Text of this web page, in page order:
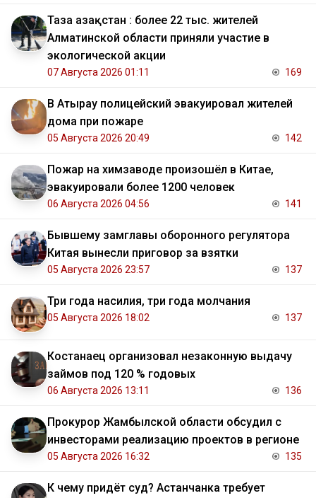
Таза Қазақстан : более 22 тыс. жителей
Алматинской области приняли участие в
экологической акции
07 Августа 2026 01:11 169
В Атырау полицейский эвакуировал жителей
дома при пожаре
05 Августа 2026 20:49 142
Пожар на химзаводе произошёл в Китае,
эвакуировали более 1200 человек
06 Августа 2026 04:56 141
Бывшему замглавы оборонного регулятора
Китая вынесли приговор за взятки
05 Августа 2026 23:57 137
Три года насилия, три года молчания
05 Августа 2026 18:02 137
Костанаец организовал незаконную выдачу
займов под 120 % годовых
06 Августа 2026 13:11 136
Прокурор Жамбылской области обсудил с
инвесторами реализацию проектов в регионе
05 Августа 2026 16:32 135
К чему придёт суд? Астанчанка требует